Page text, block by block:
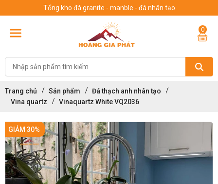
Tổng kho đá granite - manble - đá nhân tạo
0
Trang chủ Sản phẩm
Đá thạch anh nhân tạo
Vina quartz
Vinaquartz White VQ2036
GIẢM 30%